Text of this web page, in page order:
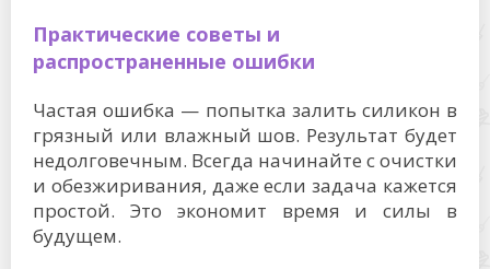
Практические советы и
распространенные ошибки
Частая ошибка — попытка залить силикон в
грязный или влажный шов. Результат будет
недолговечным. Всегда начинайте с очистки
и обезжиривания, даже если задача кажется
простой. Это экономит время и силы в
будущем.